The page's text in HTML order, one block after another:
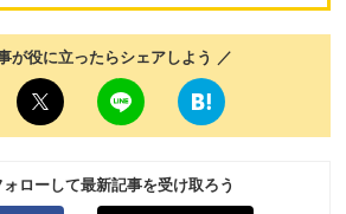
が役に立ったらシェアしよう ／
ローして最新記事を受け取ろう